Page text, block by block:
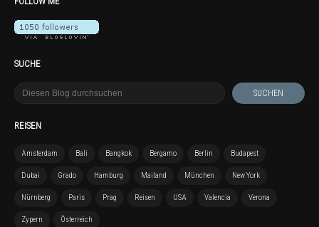
SUCHE
REISEN
Amsterdam Bali Bangkok Bergamo Berlin Budapest
Dubai Grado Hamburg Mailand München New York
Nürnberg Paris Prag Reisen USA Valencia Verona
Zypern Österreich